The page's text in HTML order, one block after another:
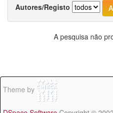
Autores/Registo
A pesquisa não
Theme by